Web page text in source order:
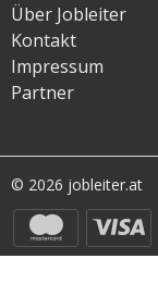
Über Jobleiter
Kontakt
Impressum
Partner
© 2026 jobleiter.at